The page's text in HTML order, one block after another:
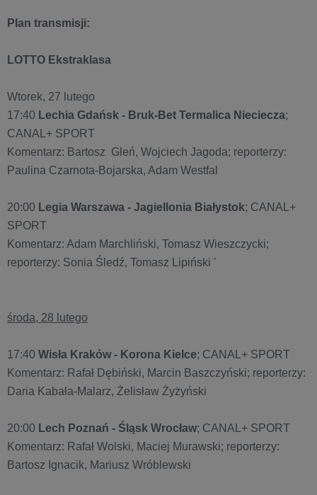
Plan transmisji:
LOTTO Ekstraklasa
Wtorek, 27 lutego
17:40 Lechia Gdańsk - Bruk-Bet Termalica Nieciecza;
CANAL+ SPORT
Komentarz: Bartosz Gleń, Wojciech Jagoda; reporterzy:
Paulina Czarnota-Bojarska, Adam Westfal
20:00 Legia Warszawa - Jagiellonia Białystok; CANAL+
SPORT
Komentarz: Adam Marchliński, Tomasz Wieszczycki;
reporterzy: Sonia Śledź, Tomasz Lipiński '
środa, 28 lutego
17:40 Wisła Kraków - Korona Kielce; CANAL+ SPORT
Komentarz: Rafał Dębiński, Marcin Baszczyński; reporterzy:
Daria Kabała-Malarz, Żelisław Żyżyński
20:00 Lech Poznań - Śląsk Wrocław; CANAL+ SPORT
Komentarz: Rafał Wolski, Maciej Murawski; reporterzy:
Bartosz Ignacik, Mariusz Wróblewski